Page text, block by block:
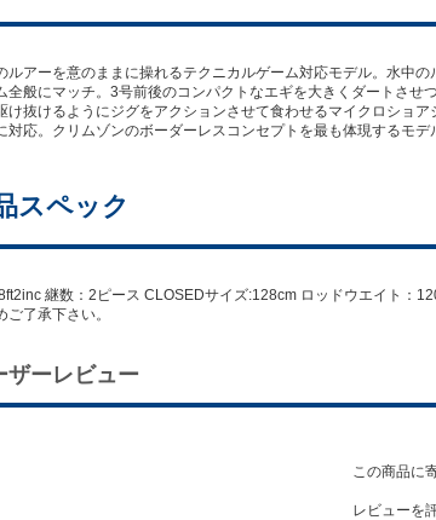
ルアーを意のままに操れるテクニカルゲーム対応モデル。水中
全般にマッチ。3号前後のコンパクトなエギを大きくダートさ
け抜けるようにジグをアクションさせて食わせるマイクロショ
対応。クリムゾンのボーダーレスコンセプトを最も体現するモデ
スペック
継数：2ピース CLOSEDサイズ:128cm ロッドウエイト：
ご了承下さい。
ザーレビュー
この商品に
レビューを